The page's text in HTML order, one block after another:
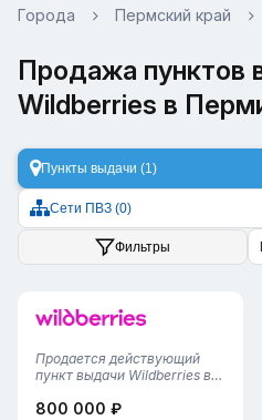
Города Пермский край
Продажа пунктов
Wildberries в
Пункты выдачи (1)
Сети ПВЗ (0)
Фильтры
Продается действующий
пункт выдачи Wildberries в
Индустриальный
800 000 ₽